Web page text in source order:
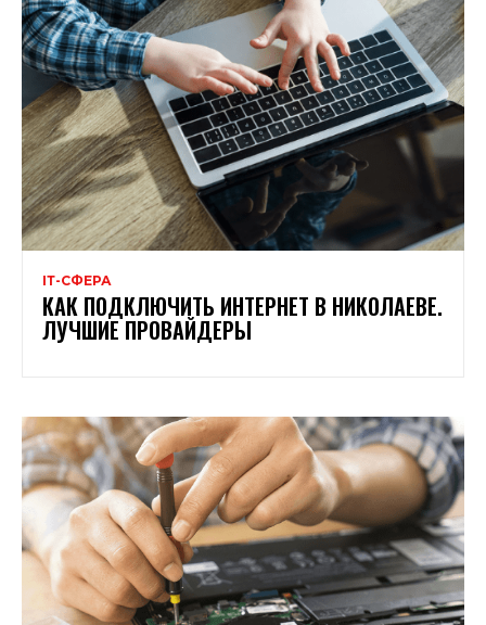
ІТ-СФЕРА
КАК ПОДКЛЮЧИТЬ ИНТЕРНЕТ В НИКОЛАЕВЕ.
ЛУЧШИЕ ПРОВАЙДЕРЫ